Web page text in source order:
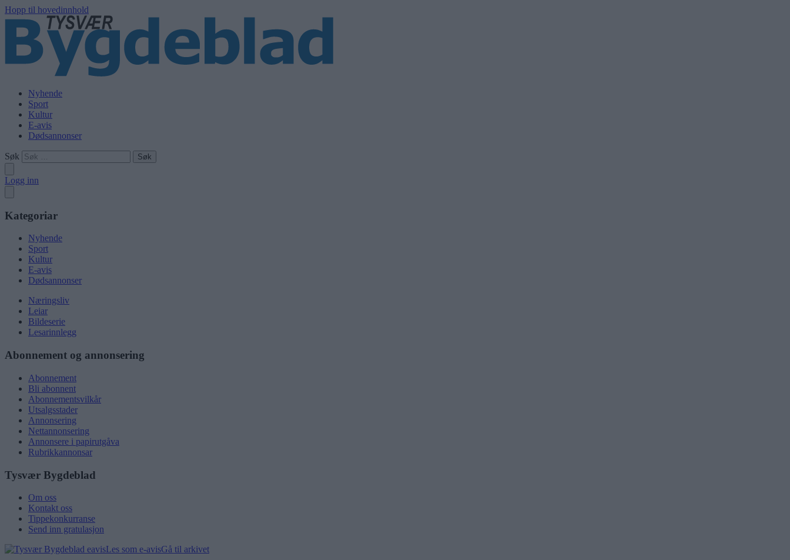
Hopp til hovedinnhold
Nyhende
Sport
Kultur
E-avis
Dødsannonser
Søk
Logg inn
Kategoriar
Nyhende
Sport
Kultur
E-avis
Dødsannonser
Næringsliv
Leiar
Bildeserie
Lesarinnlegg
Abonnement og annonsering
Abonnement
Bli abonnent
Abonnementsvilkår
Utsalgsstader
Annonsering
Nettannonsering
Annonsere i papirutgåva
Rubrikkannonsar
Tysvær Bygdeblad
Om oss
Kontakt oss
Tippekonkurranse
Send inn gratulasjon
Les som e-avisGå til arkivet